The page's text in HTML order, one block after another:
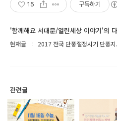
15 구독하기
'함께해요 서대문/열린세상 이야기'의
현재글 2017 전국 단풍절정시기 단풍
관련글